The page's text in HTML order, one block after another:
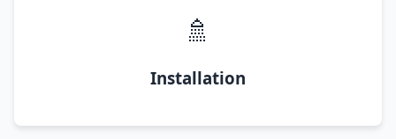
🚿
Installation